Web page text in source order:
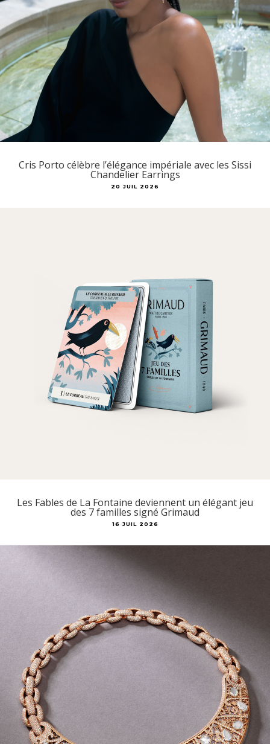
Cris Porto célèbre l’élégance impériale avec les Sissi
Chandelier Earrings
20 JUIL 2026
Les Fables de La Fontaine deviennent un élégant jeu
des 7 familles signé Grimaud
16 JUIL 2026